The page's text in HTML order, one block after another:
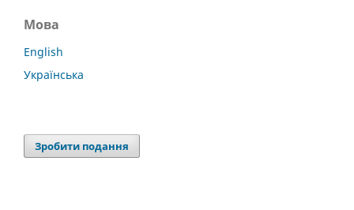
Мова
English
Українська
Зробити подання